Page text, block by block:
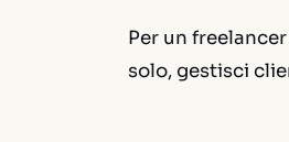
Per un
solo, gestisci